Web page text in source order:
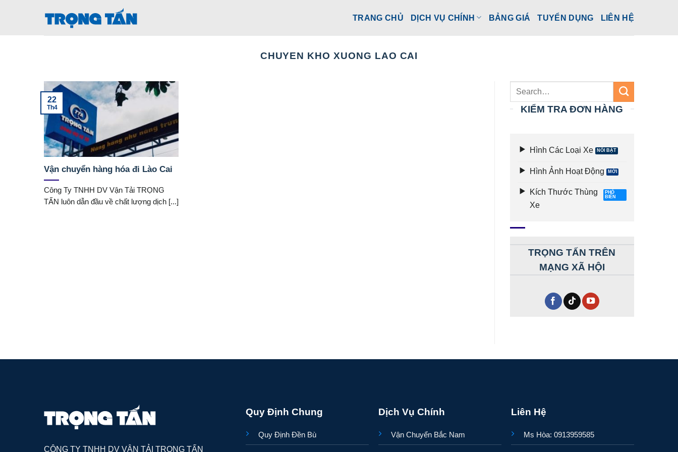
TRANG CHỦ DỊCH VỤ CHÍNH BẢNG GIÁ TUYỂN DỤNG LIÊN HỆ
CHUYEN KHO XUONG LAO CAI
Vận chuyển hàng hóa đi Lào Cai
Công Ty TNHH DV Vận Tải TRỌNG
TẤN luôn dẫn đầu về chất lượng dịch [...]
22
Th4 KIỂM TRA ĐƠN HÀNG
Hình Các Loại Xe
Hình Ảnh Hoạt Động
Kích Thước Thùng
Xe
TRỌNG TẤN TRÊN
MẠNG XÃ HỘI
CÔNG TY TNHH DV VẬN TẢI TRỌNG TẤN
Quy Định Chung
Quy Định Đền Bù
Dịch Vụ Chính
Vận Chuyển Bắc Nam
Liên Hệ
Ms Hòa: 0913959585